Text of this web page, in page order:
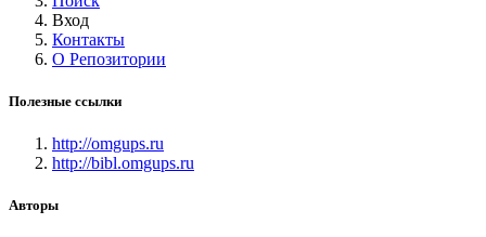
Вход
Контакты
О Репозитории
Полезные ссылки
http://omgups.ru
http://bibl.omgups.ru
Авторы